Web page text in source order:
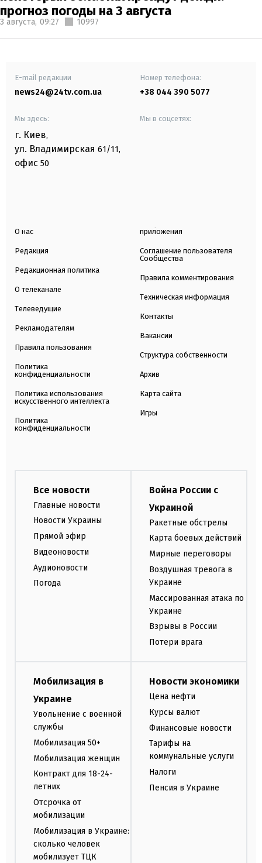
прогноз погоды на 3 августа
3 августа, 09:27 10997
E-mail редакции
news24@24tv.com.ua
Номер телефона:
+38 044 390 5077
Мы здесь:
г. Киев,
ул. Владимирская 61/11,
офис 50
Мы в соцсетях:
О нас
Редакция
Редакционная политика
О телеканале
Телеведущие
Рекламодателям
Правила пользования
Политика
конфиденциальности
Политика использования
искусственного интеллекта
Политика
конфиденциальности
приложения
Соглашение пользователя
Сообщества
Правила комментирования
Техническая информация
Контакты
Вакансии
Структура собственности
Архив
Карта сайта
Игры
Все новости
Главные новости
Новости Украины
Прямой эфир
Видеоновости
Аудионовости
Погода
Война России с
Украиной
Ракетные обстрелы
Карта боевых действий
Мирные переговоры
Воздушная тревога в
Украине
Массированная атака по
Украине
Взрывы в России
Потери врага
Мобилизация в
Украине
Увольнение с военной
службы
Мобилизация 50+
Мобилизация женщин
Контракт для 18-24-
летних
Отсрочка от
мобилизации
Мобилизация в Украине:
сколько человек
мобилизует ТЦК
Новости экономики
Цена нефти
Курсы валют
Финансовые новости
Тарифы на
коммунальные услуги
Налоги
Пенсия в Украине